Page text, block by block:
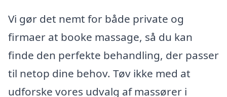
Vi gør det nemt for både private og
firmaer at booke massage, så du kan
finde den perfekte behandling, der passer
til netop dine behov. Tøv ikke med at
udforske vores udvalg af massører i